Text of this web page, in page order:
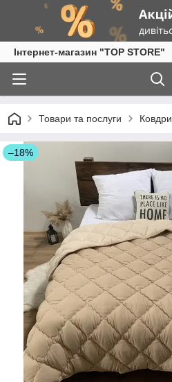
Інтернет-магазин "TOP STORE"
Товари та послуги Ковдри
–18%